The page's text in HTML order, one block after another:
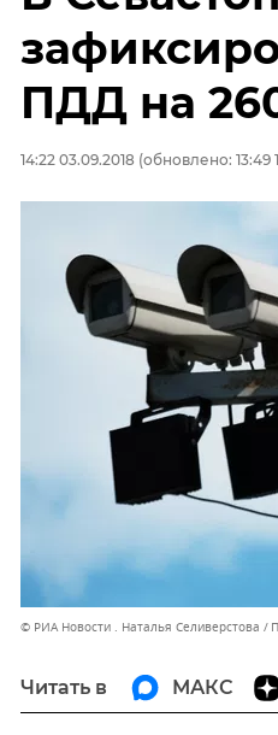
ПДД на
14:22 03.09.2018 (обновлено: 13:49
© РИА Новости . Наталья Селиверстова
Читать в МАКС